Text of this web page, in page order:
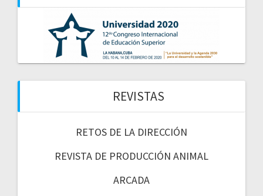
REVISTAS
RETOS DE LA DIRECCIÓN
REVISTA DE PRODUCCIÓN ANIMAL
ARCADA